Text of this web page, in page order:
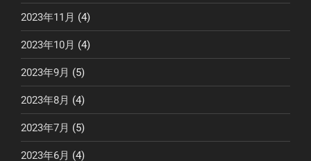
2023年11月 (4)
2023年10月 (4)
2023年9月 (5)
2023年8月 (4)
2023年7月 (5)
2023年6月 (4)